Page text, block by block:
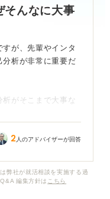
そんなに大事
が、先輩やインタ
分析が非常に重要だ
析がそこまで大事な
的にどのような点で
2 人のアドバイザーが回答
弊社が就活相談を実施する過
編集方針は こちら